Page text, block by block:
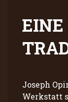
EINE
Joseph
Werkstatt